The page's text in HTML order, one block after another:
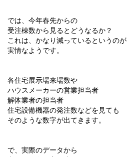
では、今年春先からの
受注棟数から見るとどうなるか？
これは、かなり減っているというのが
実情なようです。
各住宅展示場来場数や
ハウスメーカーの営業担当者
解体業者の担当者
住宅設備機器の発注数などを見ても
そのような数字が出てきます。
で、実際のデータから